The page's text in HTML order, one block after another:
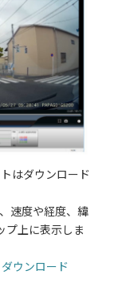
はダウンロード
速度や経度、緯
プ上に表示しま
ウンロード